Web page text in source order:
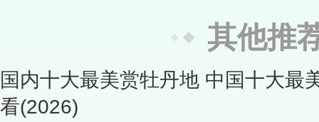
其他推
国内十大最美赏牡丹地 中国十大最
看(2026)